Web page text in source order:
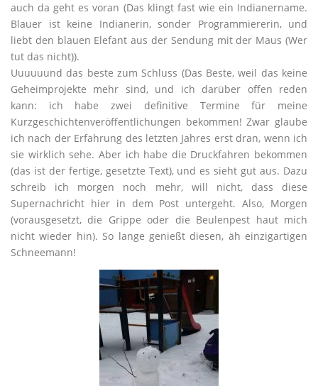
auch da geht es voran (Das klingt fast wie ein Indianername.
Blauer ist keine Indianerin, sonder Programmiererin, und
liebt den blauen Elefant aus der Sendung mit der Maus (Wer
tut das nicht)).
Uuuuuund das beste zum Schluss (Das Beste, weil das keine
Geheimprojekte mehr sind, und ich darüber offen reden
kann: ich habe zwei definitive Termine für meine
Kurzgeschichtenveröffentlichungen bekommen! Zwar glaube
ich nach der Erfahrung des letzten Jahres erst dran, wenn ich
sie wirklich sehe. Aber ich habe die Druckfahren bekommen
(das ist der fertige, gesetzte Text), und es sieht gut aus. Dazu
schreib ich morgen noch mehr, will nicht, dass diese
Supernachricht hier in dem Post untergeht. Also, Morgen
(vorausgesetzt, die Grippe oder die Beulenpest haut mich
nicht wieder hin). So lange genießt diesen, äh einzigartigen
Schneemann!